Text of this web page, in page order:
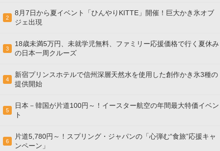
2
8月7日から夏イベント「ひんやりKITTE」開催！巨大かき氷オブ
ジェ出現
3
18歳未満5万円、未就学児無料、ファミリー応援価格で行く夏休み
の日本一周クルーズ
4
新宿プリンスホテルで信州深層天然水を使用した創作かき氷3種の
提供開始
5
日本－韓国が片道100円～！イースター航空の年間最大特価イベン
ト
6
片道5,780円～！スプリング・ジャパンの「心弾む“食旅”応援キャ
ンペーン」